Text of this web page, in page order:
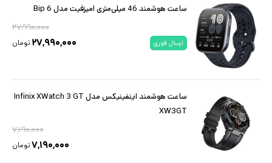
ساعت هوشمند 46 میلی‌متری امیزفیت مدل Bip 6
۲۷,۹۹۰,۰۰۰
ارسال فوری ۲۷,۹۹۰,۰۰۰ تومان
ساعت هوشمند اینفینیکس مدل Infinix XWatch 3 GT
XW3GT
۷,۱۹۰,۰۰۰
۷,۱۹۰,۰۰۰تومان